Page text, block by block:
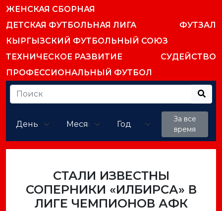
ЖЕНСКАЯ СБОРНАЯ
ДЕТСКАЯ ФУТБОЛЬНАЯ ЛИГА
ФУТЗАЛ
КЫРГЫЗСКИЙ ФУТБОЛЬНЫЙ СОЮЗ
ТЕХНИЧЕСКОЕ РАЗВИТИЕ
СУДЕЙСТВО
ПРОФЕССИОНАЛЬНЫЙ ФУТБОЛ
За все
время
СТАЛИ ИЗВЕСТНЫ
СОПЕРНИКИ «ИЛБИРСА» В
ЛИГЕ ЧЕМПИОНОВ АФК